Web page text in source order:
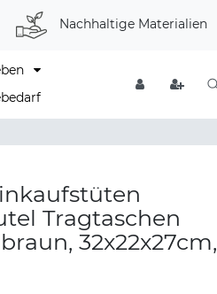
Nachhaltige Materialien
Tragtaschen
32x22x27cm,